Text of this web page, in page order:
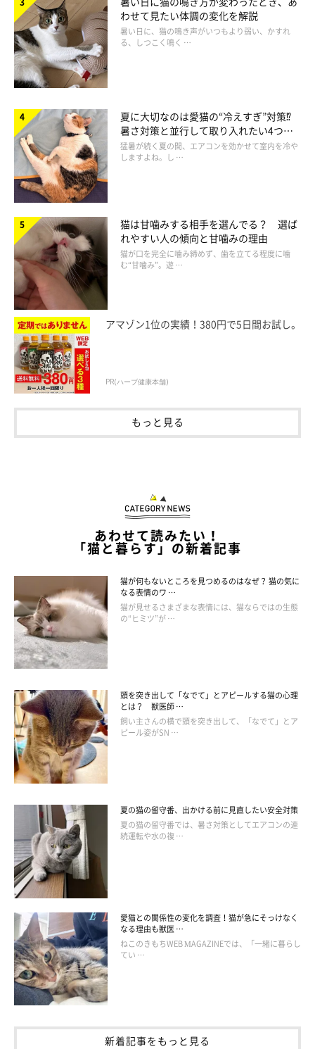
ど、誤食につながるような口にしやすいものは引き出しの中など
に片付けておきましょう。
マンチカンを飼う時の注意点２ 入ってほしくない場所
への工夫
マンチカンは活動的なので、クローゼットの中など、思わぬとこ
ろに入り込み、事故につながるケースも。留守番させるときは、
入ってほしくない場所には行けないような工夫を。また、出かけ
る前にどこにいるか確認するのをお忘れなく。
足の短いマンチカンは高い場所への上り下りが、一般的な猫と比
べてやや苦手。シニアになったらよく上る場所には、階段状のス
マンチカンを飼う際に気をつけたい病気
マンチカンがかかりやすい病気はどのようなものがあるのでしょ
うか？主なものを以下に挙げてみました。
骨軟骨異形成症および小人症
骨軟骨異形成症および小人症は、前足の“手首”部分と後ろ足首の
わせて見たい体調の変化を解説
暑い日に、猫の鳴き声がいつもより弱い、かすれ
る、しつこく鳴く …
夏に大切なのは愛猫の“冷えすぎ”対策⁉
暑さ対策と並行して取り入れたい4つの
工夫
猛暑が続く夏の間、エアコンを効かせて室内を冷や
しますよね。し …
猫は甘噛みする相手を選んでる？ 選ば
れやすい人の傾向と甘噛みの理由
猫が口を完全に噛み締めず、歯を立てる程度に噛
む“甘噛み”。遊 …
アマゾン1位の実績！380円で5日間お試し。
PR(ハーブ健康本舗)
もっと見る
あわせて読みたい！
「猫と暮らす」の新着記事
猫が何もないところを見つめるのはなぜ？ 猫の気に
なる表情のワ …
猫が見せるさまざまな表情には、猫ならではの生態
の“ヒミツ”が …
頭を突き出して「なでて」とアピールする猫の心理
とは？ 獣医師 …
飼い主さんの横で頭を突き出して、「なでて」とア
ピール姿がSN …
夏の猫の留守番、出かける前に見直したい安全対策
夏の猫の留守番では、暑さ対策としてエアコンの連
続運転や水の複 …
愛猫との関係性の変化を調査！猫が急にそっけなく
なる理由も獣医 …
ねこのきもちWEB MAGAZINEでは、「一緒に暮らし
てい …
新着記事をもっと見る